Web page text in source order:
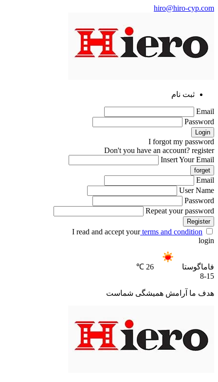
hiro@hiro-cyp.com
ثبت نام
Email
Password
I forgot my password
Don't you have an account? register
Insert Your Email
Email
User Name
Password
Repeat your password
Register
I read and accept yourterms and condition
login
فاماگوستا
26 ℃
8-15
هدف ما آرامش همیشگی شماست